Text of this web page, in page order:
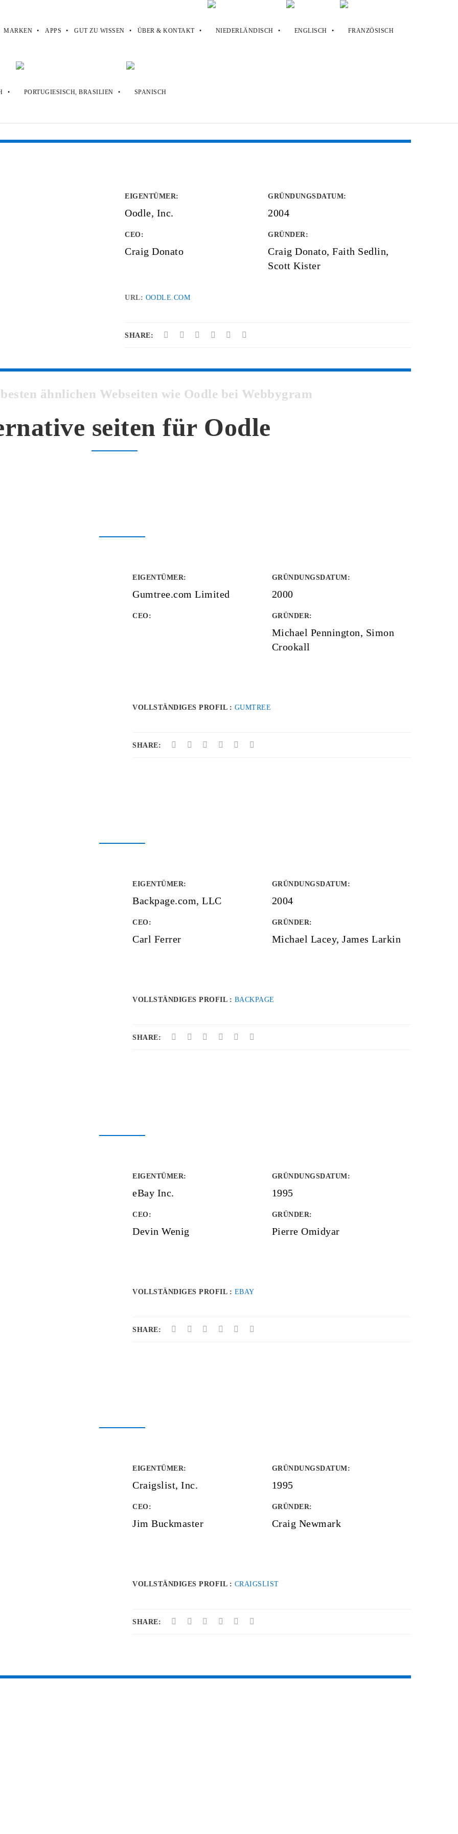
MARKEN APPS GUT ZU WISSEN ÜBER & KONTAKT
EIGENTÜMER:
Oodle, Inc.
GRÜNDUNGSDATUM:
2004
CEO:
Craig Donato
GRÜNDER:
Craig Donato, Faith Sedlin,
Scott Kister
URL: OODLE.COM
SHARE:
ähnlichen Webseiten wie Oodle bei Webbygram
seiten für Oodle
EIGENTÜMER:
Gumtree.com Limited
GRÜNDUNGSDATUM:
2000
CEO: GRÜNDER:
Michael Pennington, Simon
Crookall
VOLLSTÄNDIGES PROFIL : GUMTREE
SHARE:
EIGENTÜMER:
Backpage.com, LLC
GRÜNDUNGSDATUM:
2004
CEO:
Carl Ferrer
GRÜNDER:
Michael Lacey, James Larkin
VOLLSTÄNDIGES PROFIL : BACKPAGE
SHARE:
EIGENTÜMER:
eBay Inc.
GRÜNDUNGSDATUM:
1995
CEO:
Devin Wenig
GRÜNDER:
Pierre Omidyar
VOLLSTÄNDIGES PROFIL : EBAY
SHARE:
EIGENTÜMER:
Craigslist, Inc.
GRÜNDUNGSDATUM:
1995
CEO:
Jim Buckmaster
GRÜNDER:
Craig Newmark
VOLLSTÄNDIGES PROFIL : CRAIGSLIST
SHARE: